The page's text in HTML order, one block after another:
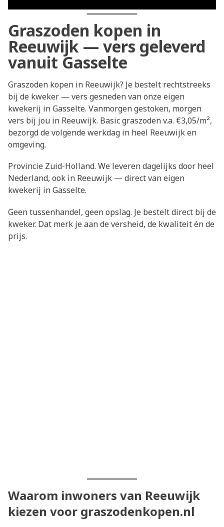
Graszoden kopen in
Reeuwijk — vers geleverd
vanuit Gasselte
Graszoden kopen in Reeuwijk? Je bestelt rechtstreeks
bij de kweker — vers gesneden van onze eigen
kwekerij in Gasselte. Vanmorgen gestoken, morgen
vers bij jou in Reeuwijk. Basic graszoden v.a. €3,05/m²,
bezorgd de volgende werkdag in heel Reeuwijk en
omgeving.
Provincie Zuid-Holland. We leveren dagelijks door heel
Nederland, ook in Reeuwijk — direct van eigen
kwekerij in Gasselte.
Geen tussenhandel, geen opslag. Je bestelt direct bij de
kweker. Dat merk je aan de versheid, de kwaliteit én de
prijs.
Waarom inwoners van Reeuwijk
kiezen voor graszodenkopen.nl